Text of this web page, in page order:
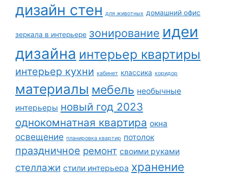
дизайн стен для животных домашний офис
зеркала в интерьере зонирование идеи
дизайна интерьер квартиры
интерьер кухни кабинет классика коридор
материалы мебель необычные
интерьеры новый год 2023
однокомнатная квартира окна
освещение планировка квартир потолок
праздничное ремонт своими руками
стеллажи стили интерьера хранение